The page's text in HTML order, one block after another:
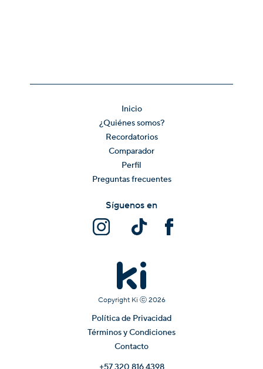
Inicio
¿Quiénes somos?
Recordatorios
Comparador
Perfil
Preguntas frecuentes
Copyright Ki ⓒ 2026
Política de Privacidad
Términos y Condiciones
Contacto
Síguenos en